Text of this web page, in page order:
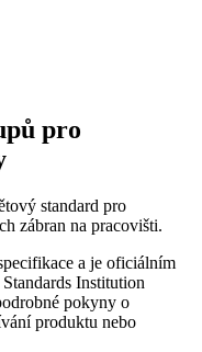
pro
standard pro
zábran na pracovišti.
a je oficiálním
Institution
pokyny o
produktu nebo